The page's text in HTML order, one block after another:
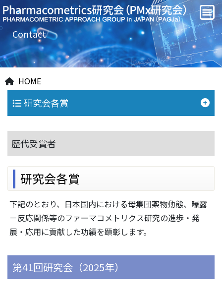
Contact
HOME
研究会各賞
歴代受賞者
研究会各賞
下記のとおり、日本国内における母集団薬物動態、曝露
－反応関係等のファーマコメトリクス研究の進歩・発
展・応用に貢献した功績を顕彰します。
第41回研究会（2025年）